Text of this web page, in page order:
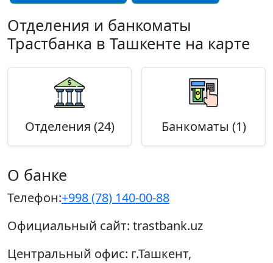
Отделения и банкоматы
Трастбанка в Ташкенте на карте
Отделения (24) Банкоматы (1)
О банке
Телефон:+998 (78) 140-00-88
Официальный сайт: trastbank.uz
Центральный офис: г.Ташкент,